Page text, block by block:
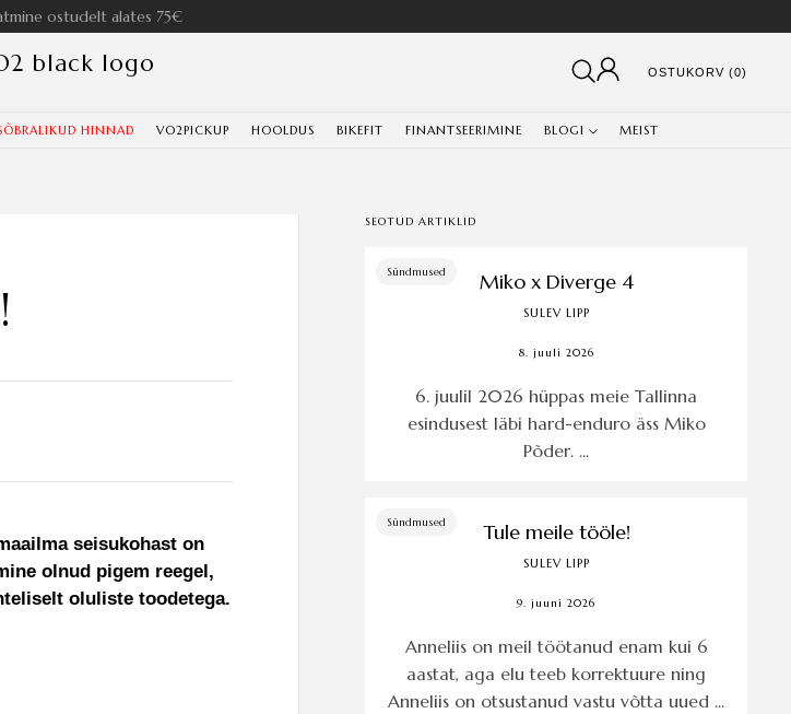
ostudelt alates 75€
OSTUKORV (0)
HINNAD VO2PICKUP HOOLDUS BIKEFIT FINANTSEERIMINE BLOGI MEIST
seisukohast on
olnud pigem reegel,
oluliste toodetega.
SEOTUD ARTIKLID
Sündmused Miko x Diverge 4
SULEV LIPP
8. juuli 2026
6. juulil 2026 hüppas meie Tallinna
esindusest läbi hard-enduro äss Miko
Põder. ...
Sündmused Tule meile tööle!
SULEV LIPP
9. juuni 2026
Anneliis on meil töötanud enam kui 6
aastat, aga elu teeb korrektuure ning
Anneliis on otsustanud vastu võtta uued ...